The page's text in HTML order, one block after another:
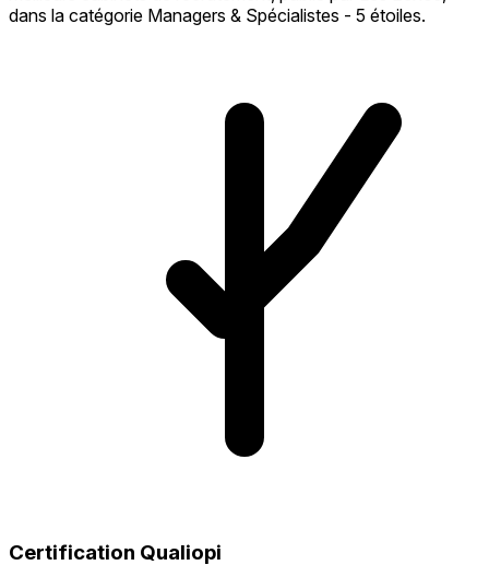
dans la catégorie Managers & Spécialistes - 5 étoiles.
Certification Qualiopi